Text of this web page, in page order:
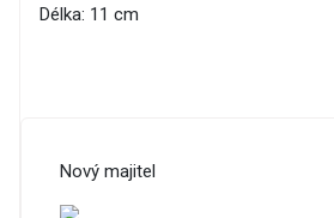
Délka: 11 cm
Nový majitel